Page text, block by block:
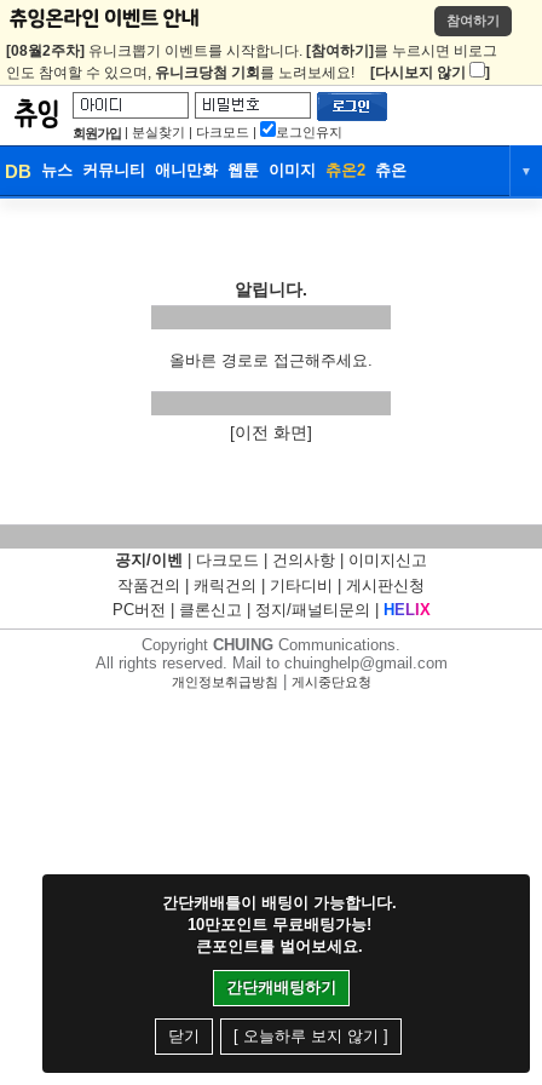
참여하기
[08월2주차] 유니크뽑기 이벤트를 시작합니다. [참여하기] 를 누르시면 비로그
인도 참여할 수 있으며, 유니크당첨 기회 를 노려보세요! [다시보지 않기 ]
회원가입 | 분실찾기 | 다크모드 | 로그인유지
DB 뉴스 커뮤니티 애니만화 웹툰 이미지 츄온2 츄온 ▼
알립니다.
올바른 경로로 접근해주세요.
[이전 화면]
공지/이벤 다크모드 건의사항
이미지신고
작품건의
캐릭건의 기타디비
게시판신청
PC버전
클론신고 정지/패널티문의 H ELI X
Copyright CHUING Communications.
All rights reserved. Mail to chuinghelp@gmail.com
개인정보취급방침 게시중단요청
간단캐배틀이 배팅이 가능합니다.
10만포인트 무료배팅가능!
큰포인트를 벌어보세요.
간단캐배팅하기
닫기 [ 오늘하루 보지 않기 ]